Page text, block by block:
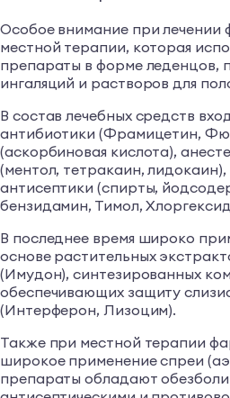
Особое внимание при лечении
местной терапии, которая
препараты в форме леденцов,
ингаляций и растворов для
В состав лечебных средств
антибиотики (Фрамицетин,
(аскорбиновая кислота),
(ментол, тетракаин,
антисептики (спирты,
бензидамин, Тимол,
В последнее время широко
основе растительных
(Имудон), синтезированных
обеспечивающих защиту
(Интерферон, Лизоцим).
Также при местной терапии
широкое применение спреи
препараты обладают